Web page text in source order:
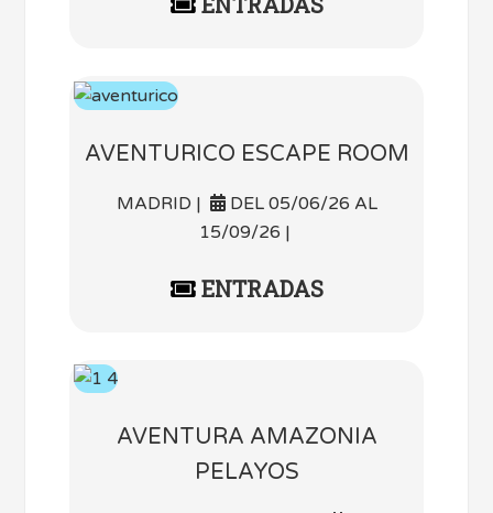
AVENTURICO ESCAPE ROOM
MADRID |
DEL 05/06/26 AL
15/09/26 |
ENTRADAS
AVENTURA AMAZONIA
PELAYOS